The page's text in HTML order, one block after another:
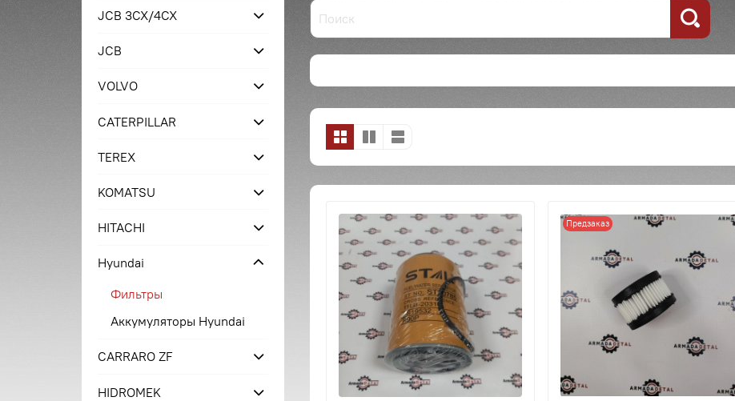
Предзаказ
JCB 3CX/4CX
JCB
VOLVO
CATERPILLAR
TEREX
KOMATSU
HITACHI
Hyundai
Фильтры
Аккумуляторы Hyundai
CARRARO ZF
HIDROMEK